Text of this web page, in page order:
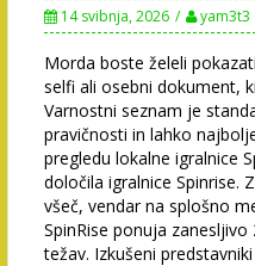
14 svibnja, 2026 yam3t3
Morda boste želeli
selfi ali osebni dokument,
Varnostni seznam je
pravičnosti in lahko
pregledu lokalne igralnice
določila igralnice Spinrise.
všeč, vendar na splošno
SpinRise ponuja
težav. Izkušeni